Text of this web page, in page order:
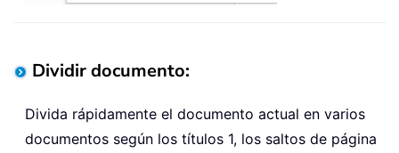
Dividir documento:
Divida rápidamente el documento actual en varios
documentos según los títulos 1, los saltos de página